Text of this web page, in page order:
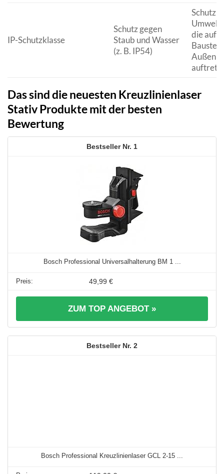
IP-Schutzklasse
Schutz gegen
Staub und Wasser
(z. B. IP54)
Schutz
die auf
Das sind die neuesten Kreuzlinienlaser
Stativ Produkte mit der besten
Bewertung
1
Bosch Professional Universalhalterung BM 1 ...
49,99 €
ZUM TOP ANGEBOT »
2
Bosch Professional Kreuzlinienlaser GCL 2-15 ...